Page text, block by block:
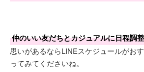
仲のいい友だちとカジュアルに日程調
思いがあるならLINEスケジュールがお
ってみてくださいね。